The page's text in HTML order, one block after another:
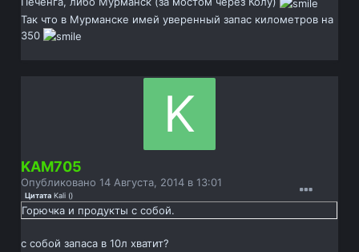
Так что в Мурманске имей уверенный запас километров на
350
KAM705
Опубликовано14 Августа, 2014 в 13:01
Цитата Kali ()
Горючка и продукты с собой.
с собой запаса в 10л хватит?